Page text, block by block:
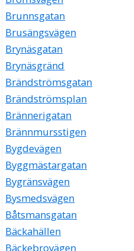
Brunnsgatan
Brusängsvägen
Brynäsgatan
Brynäsgränd
Brändströmsgatan
Brändströmsplan
Brännerigatan
Brännmursstigen
Bygdevägen
Byggmästargatan
Bygränsvägen
Bysmedsvägen
Båtsmansgatan
Bäckahällen
Bäckebrovägen